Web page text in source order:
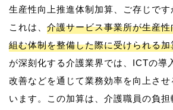
生産性向上推進体制加算、ご存じです
これは、 介護サービス事業所が生産
組む体制を整備した際に受けられる加
が深刻化する介護業界では、ICTの導
改善などを通じて業務効率を向上さ
います。この加算は、介護職員の負